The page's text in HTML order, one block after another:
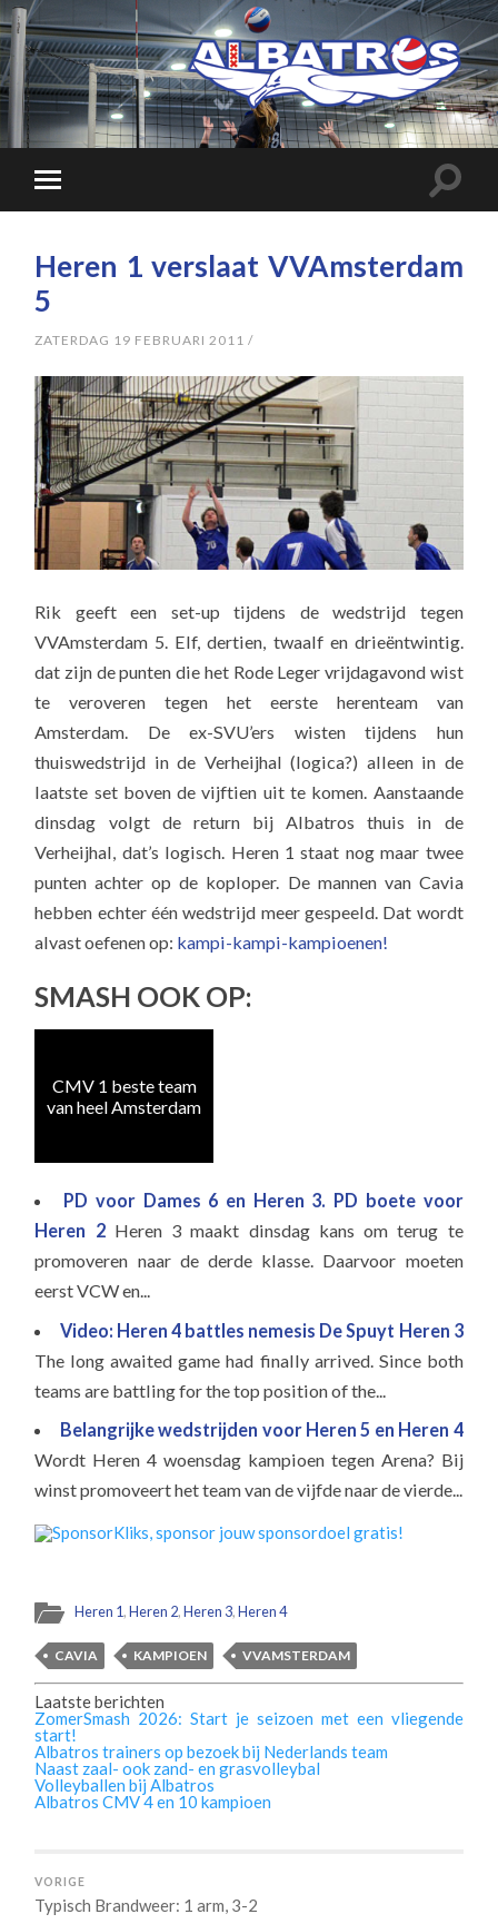
Heren 1 verslaat VVAmsterdam
5
ZATERDAG 19 FEBRUARI 2011 /
Rik geeft een set-up tijdens de wedstrijd tegen
VVAmsterdam 5. Elf, dertien, twaalf en drieëntwintig.
dat zijn de punten die het Rode Leger vrijdagavond wist
te veroveren tegen het eerste herenteam van
Amsterdam. De ex-SVU’ers wisten tijdens hun
thuiswedstrijd in de Verheijhal (logica?) alleen in de
laatste set boven de vijftien uit te komen. Aanstaande
dinsdag volgt de return bij Albatros thuis in de
Verheijhal, dat’s logisch. Heren 1 staat nog maar twee
punten achter op de koploper. De mannen van Cavia
hebben echter één wedstrijd meer gespeeld. Dat wordt
alvast oefenen op: kampi-kampi-kampioenen!
SMASH OOK OP:
CMV 1 beste team
van heel Amsterdam
PD voor Dames 6 en Heren 3. PD boete voor
Heren 2 Heren 3 maakt dinsdag kans om terug te
promoveren naar de derde klasse. Daarvoor moeten
eerst VCW en...
Video: Heren 4 battles nemesis De Spuyt Heren 3
The long awaited game had finally arrived. Since both
teams are battling for the top position of the...
Belangrijke wedstrijden voor Heren 5 en Heren 4
Wordt Heren 4 woensdag kampioen tegen Arena? Bij
winst promoveert het team van de vijfde naar de vierde...
Heren 1,Heren 2,Heren 3,Heren 4
CAVIA KAMPIOEN VVAMSTERDAM
Laatste berichten
ZomerSmash 2026: Start je seizoen met een vliegende
start!
Albatros trainers op bezoek bij Nederlands team
Naast zaal- ook zand- en grasvolleybal
Volleyballen bij Albatros
Albatros CMV 4 en 10 kampioen
VORIGE
Typisch Brandweer: 1 arm, 3-2